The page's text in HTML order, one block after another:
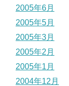
2005年6月
2005年5月
2005年3月
2005年2月
2005年1月
2004年12月